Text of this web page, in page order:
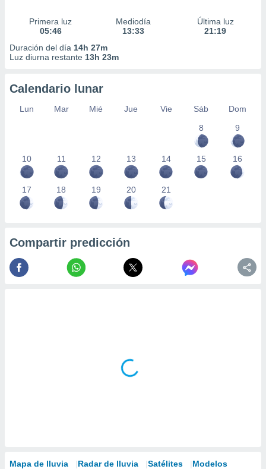
Primera luz
05:46
Mediodía
13:33
Última luz
21:19
Duración del día 14h 27m
Luz diurna restante 13h 23m
Calendario lunar
Lun Mar Mié Jue Vie Sáb
Dom
8
9
10 11 12 13 14 15 16
17 18 19 20 21
Compartir predicción
Mapa de lluvia Radar de lluvia Satélites Modelos